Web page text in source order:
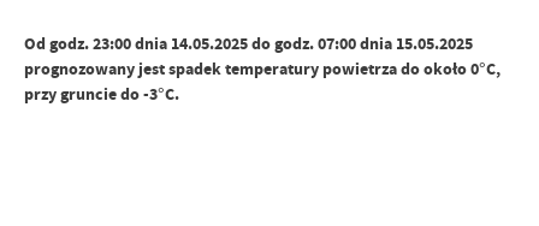
Od godz. 23:00 dnia 14.05.2025 do godz. 07:00 dnia 15.05.2025
prognozowany jest spadek temperatury powietrza do około 0°C,
przy gruncie do -3°C.